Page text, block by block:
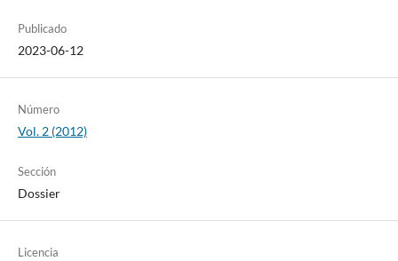
Publicado
2023-06-12
Número
Vol. 2 (2012)
Sección
Dossier
Licencia